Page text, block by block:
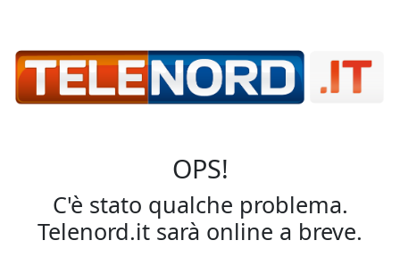
OPS!
C'è stato qualche problema.
Telenord.it sarà online a breve.